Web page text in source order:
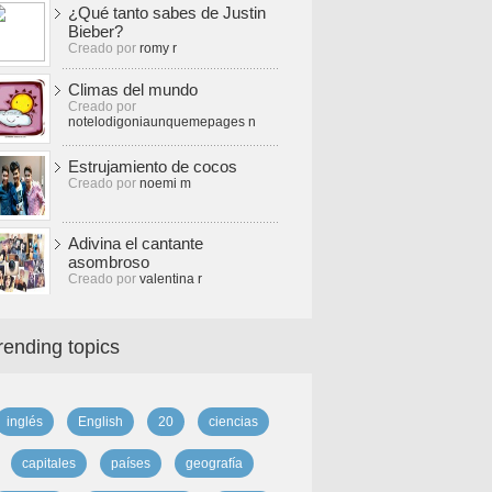
¿Qué tanto sabes de Justin
Bieber?
Creado por romy r
Climas del mundo
Creado por
notelodigoniaunquemepages n
Estrujamiento de cocos
Creado por noemi m
Adivina el cantante
asombroso
Creado por valentina r
topics
inglés English 20 ciencias
capitales países geografía